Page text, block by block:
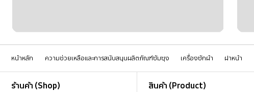
หน้าหลัก ความช่วยเหลือและการสนับสนุนผลิตภัณฑ์ซัมซุง เครื่องซักผ้า ฝาหน้า
ร้านค้า (Shop) สินค้า (Product)